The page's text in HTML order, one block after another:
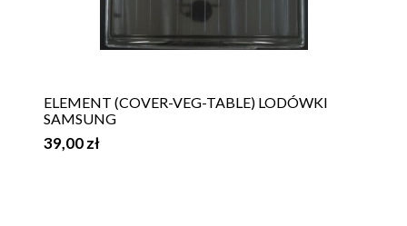
ELEMENT (COVER-VEG-TABLE) LODÓWKI
SAMSUNG
39,00 zł